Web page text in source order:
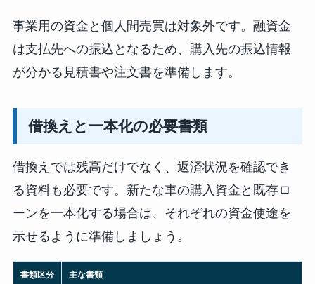
事業用の資金と個人間売買は対象外です。融資金
は支払先への振込となるため、購入先の振込情報
が分かる見積書や注文書を準備します。
借換えと一本化の必要書類
借換えでは残高だけでなく、返済状況を確認でき
る資料も必要です。新たな車の購入資金と既存ロ
ーンを一本化する場合は、それぞれの資金使途を
示せるように準備しましょう。
書類区分 主な書類